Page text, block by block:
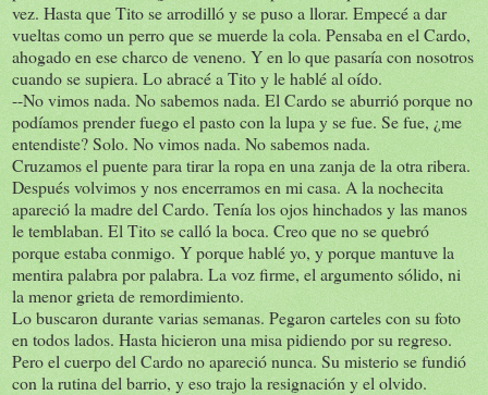
vez. Hasta que Tito se arrodilló y se puso a llorar. Empecé a dar
vueltas como un perro que se muerde la cola. Pensaba en el Cardo,
ahogado en ese charco de veneno. Y en lo que pasaría con nosotros
cuando se supiera. Lo abracé a Tito y le hablé al oído.
--No vimos nada. No sabemos nada. El Cardo se aburrió porque no
podíamos prender fuego el pasto con la lupa y se fue. Se fue, ¿me
entendiste? Solo. No vimos nada. No sabemos nada.
Cruzamos el puente para tirar la ropa en una zanja de la otra ribera.
Después volvimos y nos encerramos en mi casa. A la nochecita
apareció la madre del Cardo. Tenía los ojos hinchados y las manos
le temblaban. El Tito se calló la boca. Creo que no se quebró
porque estaba conmigo. Y porque hablé yo, y porque mantuve la
mentira palabra por palabra. La voz firme, el argumento sólido, ni
la menor grieta de remordimiento.
Lo buscaron durante varias semanas. Pegaron carteles con su foto
en todos lados. Hasta hicieron una misa pidiendo por su regreso.
Pero el cuerpo del Cardo no apareció nunca. Su misterio se fundió
con la rutina del barrio, y eso trajo la resignación y el olvido.